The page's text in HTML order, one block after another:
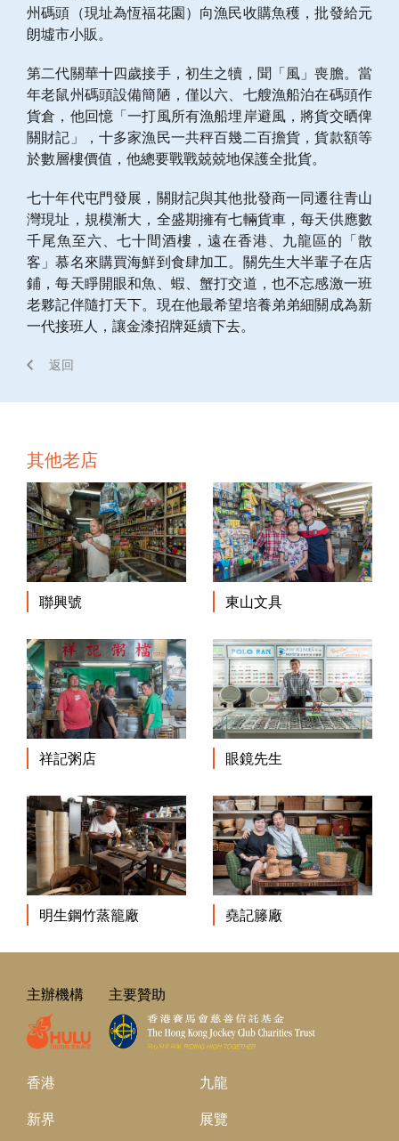
州碼頭（現址為恆福花園）向漁民收購魚穫，批發給元
朗墟市小販。
第二代關華十四歲接手，初生之犢，聞「風」喪膽。當
年老鼠州碼頭設備簡陋，僅以六、七艘漁船泊在碼頭作
貨倉，他回憶「一打風所有漁船埋岸避風，將貨交晒俾
關財記」，十多家漁民一共秤百幾二百擔貨，貨款額等
於數層樓價值，他總要戰戰兢兢地保護全批貨。
七十年代屯門發展，關財記與其他批發商一同遷往青山
灣現址，規模漸大，全盛期擁有七輛貨車，每天供應數
千尾魚至六、七十間酒樓，遠在香港、九龍區的「散
客」慕名來購買海鮮到食肆加工。關先生大半輩子在店
鋪，每天睜開眼和魚、蝦、蟹打交道，也不忘感激一班
老夥記伴隨打天下。現在他最希望培養弟弟細關成為新
一代接班人，讓金漆招牌延續下去。
返回
其他老店
聯興號 東山文具
祥記粥店 眼鏡先生
明生鋼竹蒸籠廠 堯記籐廠
主辦機構 主要贊助
香港 九龍
新界 展覽